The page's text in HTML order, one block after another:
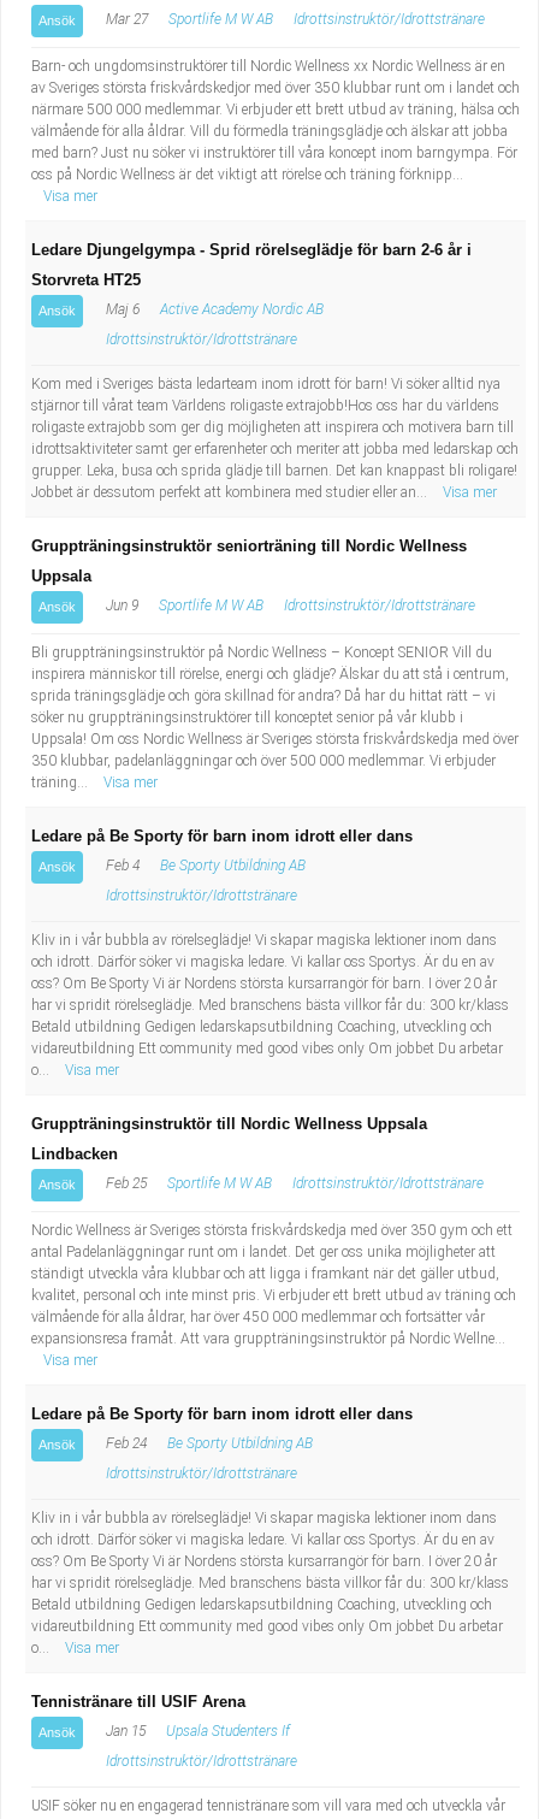
Ansök Mar 27 Sportlife M W AB Idrottsinstruktör/Idrottstränare
Barn- och ungdomsinstruktörer till Nordic Wellness xx Nordic Wellness är en
av Sveriges största friskvårdskedjor med över 350 klubbar runt om i landet och
närmare 500 000 medlemmar. Vi erbjuder ett brett utbud av träning, hälsa och
välmående för alla åldrar. Vill du förmedla träningsglädje och älskar att jobba
med barn? Just nu söker vi instruktörer till våra koncept inom barngympa. För
oss på Nordic Wellness är det viktigt att rörelse och träning förknipp...
Visa mer
Ledare Djungelgympa - Sprid rörelseglädje för barn 2-6 år i
Storvreta HT25
Ansök Maj 6
Active Academy Nordic AB
Idrottsinstruktör/Idrottstränare
Kom med i Sveriges bästa ledarteam inom idrott för barn! Vi söker alltid nya
stjärnor till vårat team Världens roligaste extrajobb!Hos oss har du världens
roligaste extrajobb som ger dig möjligheten att inspirera och motivera barn till
idrottsaktiviteter samt ger erfarenheter och meriter att jobba med ledarskap och
grupper. Leka, busa och sprida glädje till barnen. Det kan knappast bli roligare!
Jobbet är dessutom perfekt att kombinera med studier eller an...
Visa mer
Gruppträningsinstruktör seniorträning till Nordic Wellness
Uppsala
Ansök Jun 9 Sportlife M W AB Idrottsinstruktör/Idrottstränare
Bli gruppträningsinstruktör på Nordic Wellness – Koncept SENIOR Vill du
inspirera människor till rörelse, energi och glädje? Älskar du att stå i centrum,
sprida träningsglädje och göra skillnad för andra? Då har du hittat rätt – vi
söker nu gruppträningsinstruktörer till konceptet senior på vår klubb i
Uppsala! Om oss Nordic Wellness är Sveriges största friskvårdskedja med över
350 klubbar, padelanläggningar och över 500 000 medlemmar. Vi erbjuder
träning...
Visa mer
Ledare på Be Sporty för barn inom idrott eller dans
Ansök Feb 4
Be Sporty Utbildning AB
Idrottsinstruktör/Idrottstränare
Kliv in i vår bubbla av rörelseglädje! Vi skapar magiska lektioner inom dans
och idrott. Därför söker vi magiska ledare. Vi kallar oss Sportys. Är du en av
oss? Om Be Sporty Vi är Nordens största kursarrangör för barn. I över 20 år
har vi spridit rörelseglädje. Med branschens bästa villkor får du: 300 kr/klass
Betald utbildning Gedigen ledarskapsutbildning Coaching, utveckling och
vidareutbildning Ett community med good vibes only Om jobbet Du arbetar
o...
Visa mer
Gruppträningsinstruktör till Nordic Wellness Uppsala
Lindbacken
Ansök Feb 25 Sportlife M W AB Idrottsinstruktör/Idrottstränare
Nordic Wellness är Sveriges största friskvårdskedja med över 350 gym och ett
antal Padelanläggningar runt om i landet. Det ger oss unika möjligheter att
ständigt utveckla våra klubbar och att ligga i framkant när det gäller utbud,
kvalitet, personal och inte minst pris. Vi erbjuder ett brett utbud av träning och
välmående för alla åldrar, har över 450 000 medlemmar och fortsätter vår
expansionsresa framåt. Att vara gruppträningsinstruktör på Nordic Wellne...
Visa mer
Ledare på Be Sporty för barn inom idrott eller dans
Ansök Feb 24
Be Sporty Utbildning AB
Idrottsinstruktör/Idrottstränare
Kliv in i vår bubbla av rörelseglädje! Vi skapar magiska lektioner inom dans
och idrott. Därför söker vi magiska ledare. Vi kallar oss Sportys. Är du en av
oss? Om Be Sporty Vi är Nordens största kursarrangör för barn. I över 20 år
har vi spridit rörelseglädje. Med branschens bästa villkor får du: 300 kr/klass
Betald utbildning Gedigen ledarskapsutbildning Coaching, utveckling och
vidareutbildning Ett community med good vibes only Om jobbet Du arbetar
o...
Visa mer
Tennistränare till USIF Arena
Ansök Jan 15
Upsala Studenters If
Idrottsinstruktör/Idrottstränare
USIF söker nu en engagerad tennistränare som vill vara med och utveckla vår